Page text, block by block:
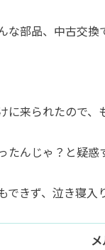
な部品、中古交換
に来られたので
たんじゃ？と疑惑
できず、泣き寝入